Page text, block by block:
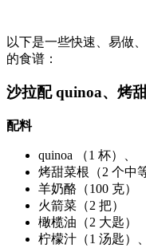
以下是一些快速、易做
的食谱：
沙拉配 quinoa、烤
配料
quinoa （1 杯）、
烤甜菜根（2 个中
羊奶酪（100 克）
火箭菜（2 把）
橄榄油（2 大匙）
柠檬汁（1 汤匙）、